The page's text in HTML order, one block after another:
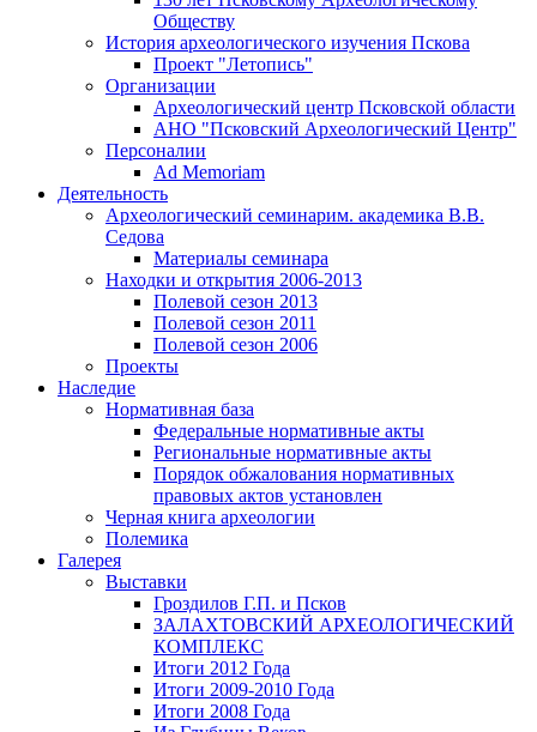
Обществу
История археологического изучения Пскова
Проект "Летопись"
Организации
Археологический центр Псковской области
АНО "Псковский Археологический Центр"
Персоналии
Ad Memoriam
Деятельность
Археологический семинарим. академика В.В.
Седова
Материалы семинара
Находки и открытия 2006-2013
Полевой сезон 2013
Полевой сезон 2011
Полевой сезон 2006
Проекты
Наследие
Нормативная база
Федеральные нормативные акты
Региональные нормативные акты
Порядок обжалования нормативных
правовых актов установлен
Черная книга археологии
Полемика
Галерея
Выставки
Гроздилов Г.П. и Псков
ЗАЛАХТОВСКИЙ АРХЕОЛОГИЧЕСКИЙ
КОМПЛЕКС
Итоги 2012 Года
Итоги 2009-2010 Года
Итоги 2008 Года